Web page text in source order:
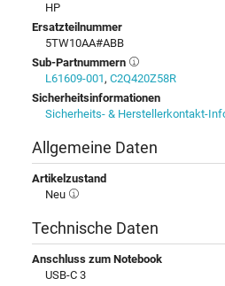
HP
Ersatzteilnummer
5TW10AA#ABB
Sub-Partnummern
L61609-001, C2Q420Z58R
Sicherheitsinformationen
Sicherheits- & Herstellerkontakt-
Allgemeine Daten
Artikelzustand
Neu
Technische Daten
Anschluss zum Notebook
USB-C 3